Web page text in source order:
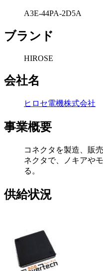
A3E-44PA-2D5A
ブランド
HIROSE
会社名
ヒロセ電機株式会社
事業概要
コネクタを製造、販
ネクタで、ノキアや
る。
供給状況